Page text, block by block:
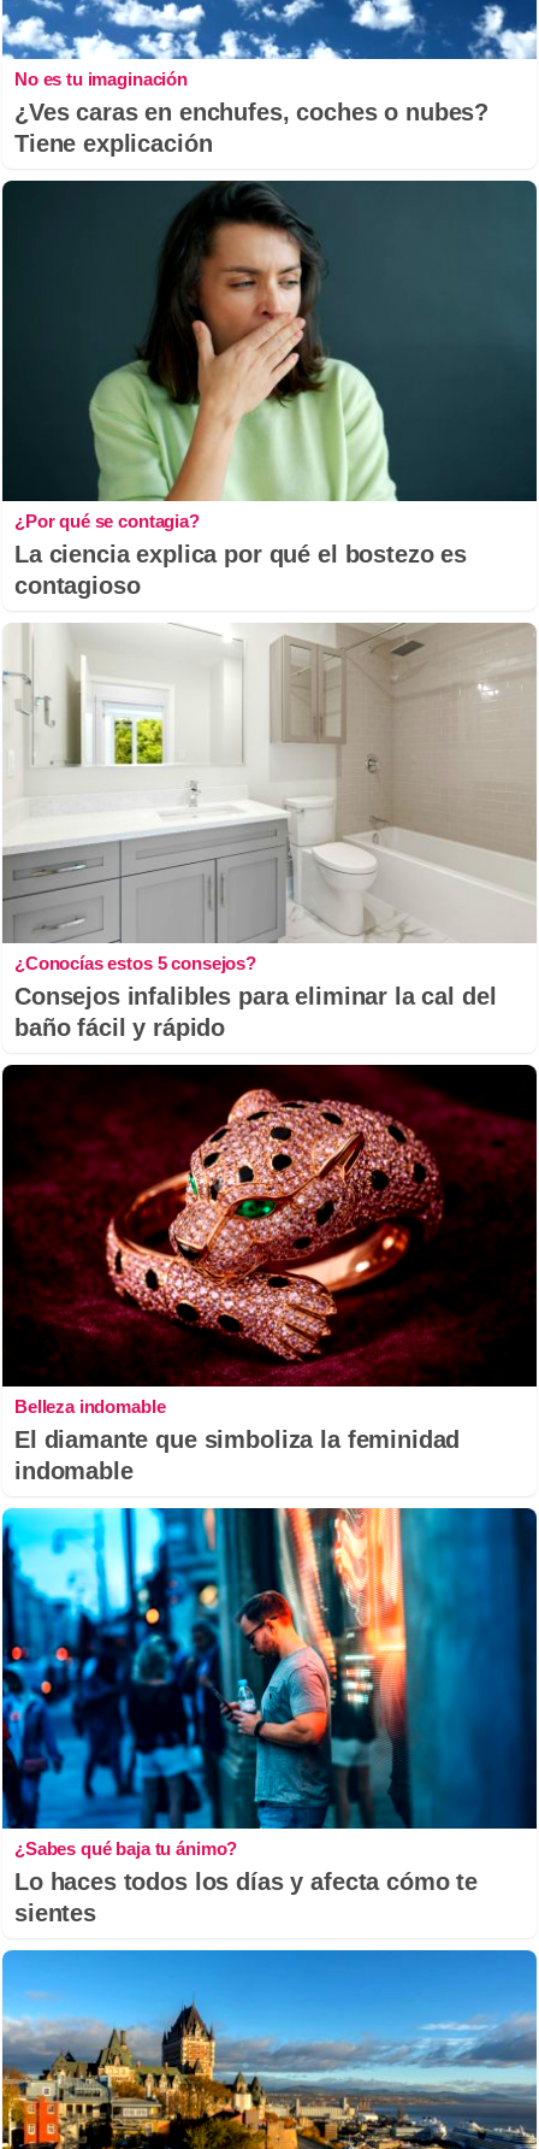
No es tu imaginación
¿Ves caras en enchufes, coches o nubes?
Tiene explicación
¿Por qué se contagia?
La ciencia explica por qué el bostezo es
contagioso
¿Conocías estos 5 consejos?
Consejos infalibles para eliminar la cal del
baño fácil y rápido
Belleza indomable
El diamante que simboliza la feminidad
indomable
¿Sabes qué baja tu ánimo?
Lo haces todos los días y afecta cómo te
sientes